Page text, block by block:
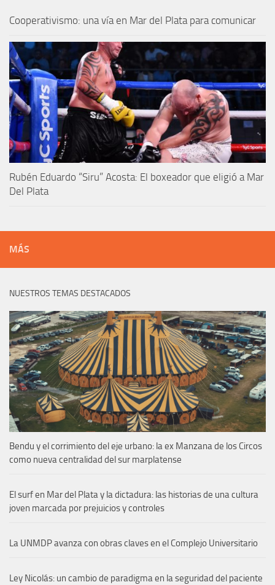
Cooperativismo: una vía en Mar del Plata para comunicar
Rubén Eduardo “Siru” Acosta: El boxeador que eligió a Mar
Del Plata
MÁS
NUESTROS TEMAS DESTACADOS
Bendu y el corrimiento del eje urbano: la ex Manzana de los Circos
como nueva centralidad del sur marplatense
El surf en Mar del Plata y la dictadura: las historias de una cultura
joven marcada por prejuicios y controles
La UNMDP avanza con obras claves en el Complejo Universitario
Ley Nicolás: un cambio de paradigma en la seguridad del paciente